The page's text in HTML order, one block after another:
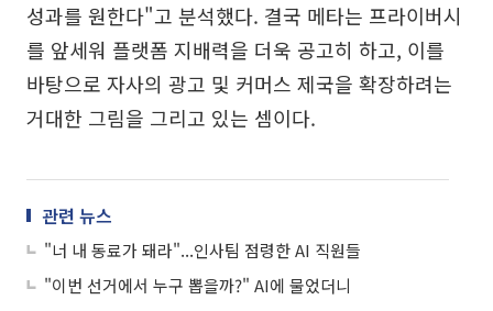
성과를 원한다"고 분석했다. 결국 메타는 프라이버시
를 앞세워 플랫폼 지배력을 더욱 공고히 하고, 이를
바탕으로 자사의 광고 및 커머스 제국을 확장하려는
거대한 그림을 그리고 있는 셈이다.
관련 뉴스
"너 내 동료가 돼라"...인사팀 점령한 AI 직원들
"이번 선거에서 누구 뽑을까?" AI에 물었더니